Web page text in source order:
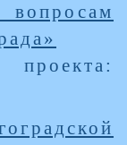
проекта: